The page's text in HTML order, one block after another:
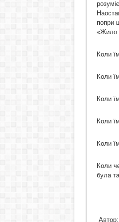
попри
«Жило
Коли
Коли
Коли
Коли
Коли
Коли
була